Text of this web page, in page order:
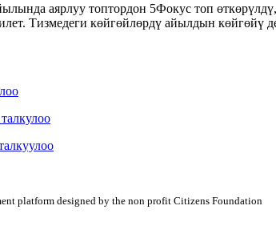
аярлуу топтордон 5Фокус топ
Тизмедеги көйгөйлөрдү айылдын көйгөйү
platform designed by the non profit Citizens Foundation